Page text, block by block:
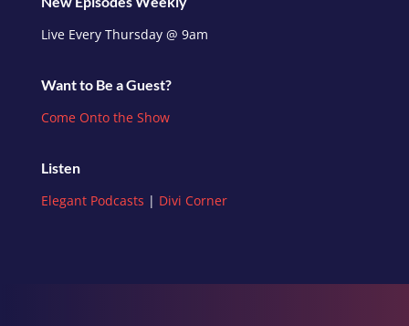
Live Every Thursday @ 9am
Want to Be a Guest?
Come Onto the Show
Listen
Elegant Podcasts | Divi Corner